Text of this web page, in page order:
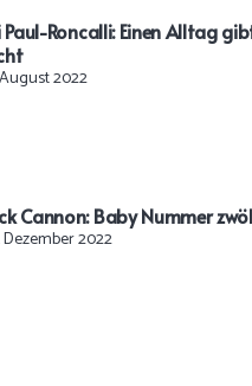
Paul-Roncalli: Einen Alltag
August 2022
Cannon: Baby Nummer
Dezember 2022